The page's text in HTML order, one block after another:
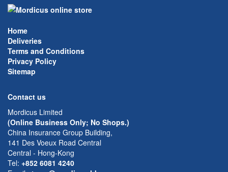
Home
Deliveries
Terms and Conditions
Privacy Policy
Sitemap
Contact us
Mordicus Limited
(Online Business Only; No Shops.)
China Insurance Group Building,
141 Des Voeux Road Central
Central - Hong-Kong
Tel: +852 6081 4240